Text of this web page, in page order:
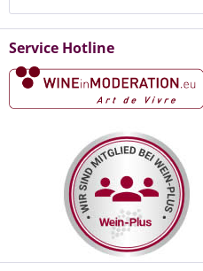
Service Hotline